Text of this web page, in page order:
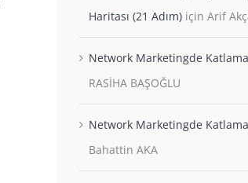
Haritası (21 Adım) içinArif
Network Marketingde
RASİHA BAŞOĞLU
Network Marketingde
Bahattin AKA